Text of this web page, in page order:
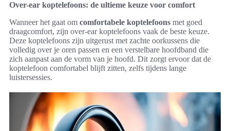
Over-ear koptelefoons: de ultieme keuze voor comfort
Wanneer het gaat om comfortabele koptelefoons met goed
draagcomfort, zijn over-ear koptelefoons vaak de beste keuze.
Deze koptelefoons zijn uitgerust met zachte oorkussens die
volledig over je oren passen en een verstelbare hoofdband die
zich aanpast aan de vorm van je hoofd. Dit zorgt ervoor dat de
koptelefoon comfortabel blijft zitten, zelfs tijdens lange
luistersessies.